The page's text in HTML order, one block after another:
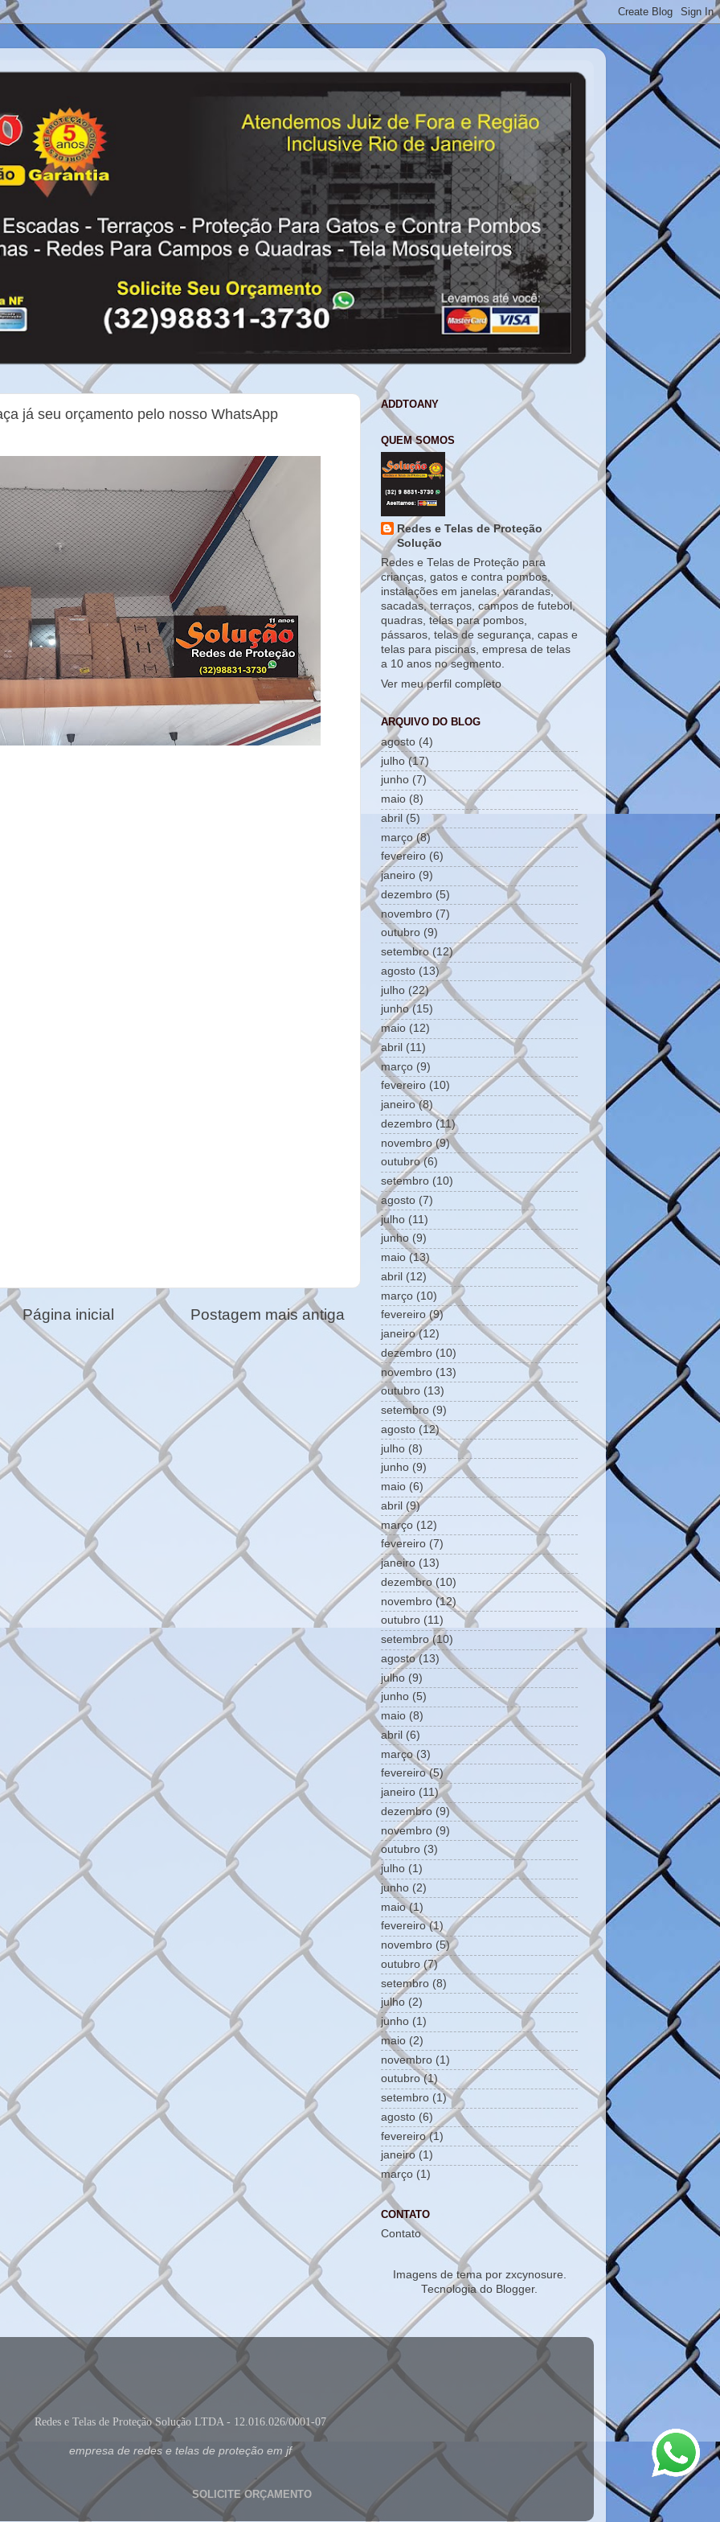
já seu orçamento pelo nosso WhatsApp
Postagem mais antiga
Página inicial
ADDTOANY
QUEM SOMOS
Redes e Telas de Proteção
Solução
Redes e Telas de Proteção para
crianças, gatos e contra pombos,
instalações em janelas, varandas,
sacadas, terraços, campos de futebol,
quadras, telas para pombos,
pássaros, telas de segurança, capas e
telas para piscinas, empresa de telas
a 10 anos no segmento.
Ver meu perfil completo
ARQUIVO DO BLOG
agosto (4)
julho(17)
junho (7)
maio (8)
abril (5)
março(8)
fevereiro (6)
janeiro (9)
dezembro (5)
novembro (7)
outubro (9)
setembro(12)
agosto (13)
julho (22)
junho(15)
maio (12)
abril (11)
março (9)
fevereiro (10)
janeiro(8)
dezembro (11)
novembro (9)
outubro(6)
setembro (10)
agosto (7)
julho (11)
junho (9)
maio (13)
abril (12)
março (10)
fevereiro (9)
janeiro(12)
dezembro (10)
novembro (13)
outubro (13)
setembro (9)
agosto (12)
julho (8)
junho (9)
maio (6)
abril (9)
março (12)
fevereiro (7)
janeiro (13)
dezembro (10)
novembro (12)
outubro (11)
setembro(10)
agosto(13)
julho (9)
junho (5)
maio (8)
abril (6)
março(3)
fevereiro(5)
janeiro (11)
dezembro (9)
novembro (9)
outubro (3)
julho (1)
junho (2)
maio(1)
fevereiro(1)
novembro (5)
outubro (7)
setembro (8)
julho (2)
junho (1)
maio (2)
novembro (1)
outubro(1)
setembro (1)
agosto (6)
fevereiro(1)
janeiro(1)
março (1)
CONTATO
Contato
Imagens de tema por zxcynosure
Tecnologia do Blogger.
Redes e Telas de Proteção Solução LTDA - 12.016.026/0001-07
empresa de redes e telas de proteção em jf
SOLICITE ORÇAMENTO